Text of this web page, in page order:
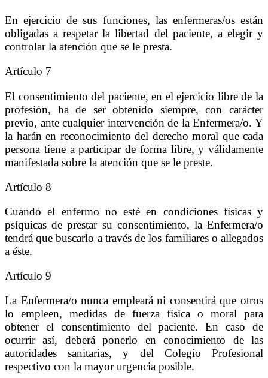
En ejercicio de sus funciones, las enfermeras/os están
obligadas a respetar la libertad del paciente, a elegir y
controlar la atención que se le presta.
Artículo 7
El consentimiento del paciente, en el ejercicio libre de la
profesión, ha de ser obtenido siempre, con carácter
previo, ante cualquier intervención de la Enfermera/o. Y
la harán en reconocimiento del derecho moral que cada
persona tiene a participar de forma libre, y válidamente
manifestada sobre la atención que se le preste.
Artículo 8
Cuando el enfermo no esté en condiciones físicas y
psíquicas de prestar su consentimiento, la Enfermera/o
tendrá que buscarlo a través de los familiares o allegados
a éste.
Artículo 9
La Enfermera/o nunca empleará ni consentirá que otros
lo empleen, medidas de fuerza física o moral para
obtener el consentimiento del paciente. En caso de
ocurrir así, deberá ponerlo en conocimiento de las
autoridades sanitarias, y del Colegio Profesional
respectivo con la mayor urgencia posible.